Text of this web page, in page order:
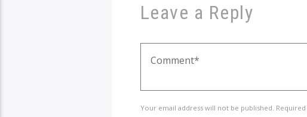
Leave a Reply
Your email address will not be published.